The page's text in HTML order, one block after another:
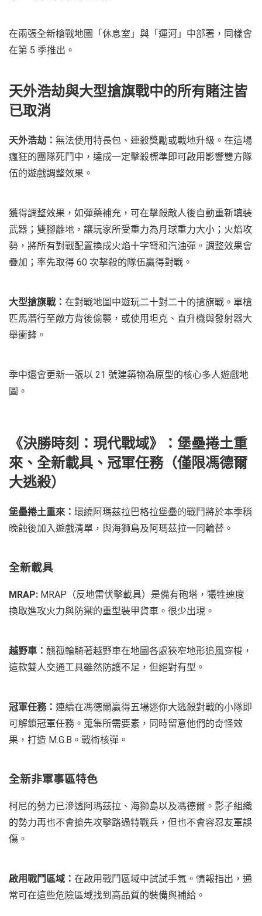
在兩張全新槍戰地圖「休息室」與「運河」中部署，同樣會
在第 5 季推出。
天外浩劫與大型搶旗戰中的所有賭注皆
已取消
天外浩劫： 無法使用特長包、連殺獎勵或戰地升級。在這場
瘋狂的團隊死鬥中，達成一定擊殺標準即可啟用影響雙方隊
伍的遊戲調整效果。
獲得調整效果，如彈藥補充，可在擊殺敵人後自動重新填裝
武器；雙腳離地，讓玩家所受重力為月球重力大小；火焰攻
勢，將所有對戰配置換成火焰十字弩和汽油彈。調整效果會
疊加；率先取得 60 次擊殺的隊伍贏得對戰。
大型搶旗戰： 在對戰地圖中遊玩二十對二十的搶旗戰。單槍
匹馬潛行至敵方背後偷襲，或使用坦克、直升機與發射器大
舉衝鋒。
季中還會更新一張以 21 號建築物為原型的核心多人遊戲地
圖。
《決勝時刻：現代戰域》：堡壘捲土重
來、全新載具、冠軍任務（僅限馮德爾
大逃殺）
堡壘捲土重來： 環繞阿瑪茲拉巴格拉堡壘的戰鬥將於本季稍
晚蝕後加入遊戲清單，與海獅島及阿瑪茲拉一同輪替。
全新載具
MRAP: MRAP（反地雷伏擊載具）是備有砲塔，犧牲速度
換取進攻火力與防禦的重型裝甲貨車。很少出現。
越野車： 翹孤輪騎著越野車在地圖各處狹窄地形追風穿梭，
這款雙人交通工具雖然防護不足，但絕對有型。
冠軍任務： 連續在馮德爾贏得五場迷你大逃殺對戰的小隊即
可解鎖冠軍任務。蒐集所需要素，同時留意他們的奇怪效
果，打造 M.G.B。戰術核彈。
全新非軍事區特色
柯尼的勢力已滲透阿瑪茲拉、海獅島以及馮德爾。影子組織
的勢力再也不會搶先攻擊路過特戰兵，但也不會容忍友軍誤
傷。
啟用戰鬥區域： 在啟用戰鬥區域中試試手氣。情報指出，通
常可在這些危險區域找到高品質的裝備與補給。